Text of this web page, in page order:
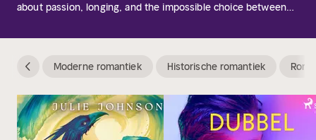
about passion, longing, and the impossible choice between
head? The safe option or the wild one? As emotions run high
themselves caught between love and love—struggling to
decide who truly holds their heart. Perfect for readers who
crave emotional twists, stolen glances, and the sweet agony
of choosing between two unforgettable loves.
Moderne romantiek Historische romantiek